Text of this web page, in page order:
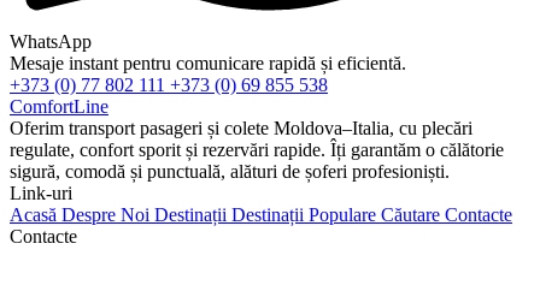
WhatsApp
Mesaje instant pentru comunicare rapidă și eficientă.
+373 (0) 77 802 111 +373 (0) 69 855 538
ComfortLine
Oferim transport pasageri și colete Moldova–Italia, cu plecări
regulate, confort sporit și rezervări rapide. Îți garantăm o călătorie
sigură, comodă și punctuală, alături de șoferi profesioniști.
Link-uri
Acasă Despre Noi Destinații Destinații Populare Căutare Contacte
Contacte